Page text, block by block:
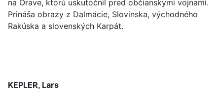
na Orave, ktorú uskutočnil pred občianskymi vojnami.
Prináša obrazy z Dalmácie, Slovinska, východného
Rakúska a slovenských Karpát.
KEPLER, Lars